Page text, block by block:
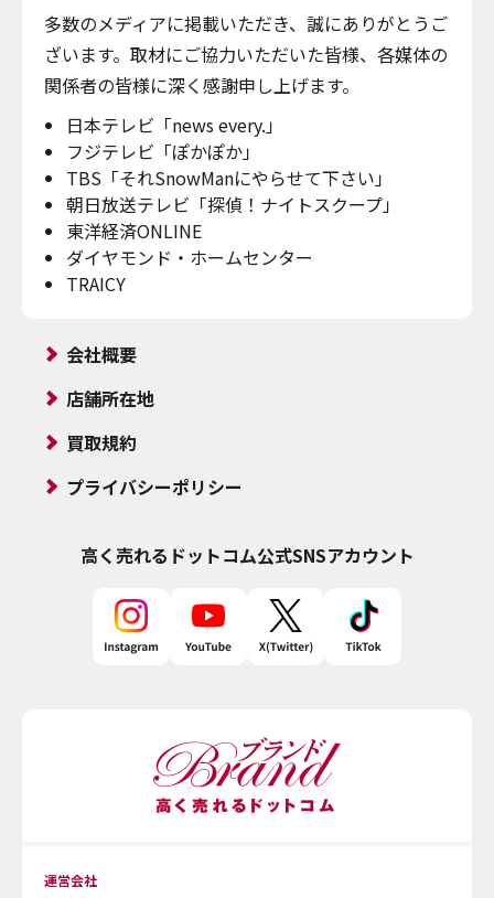
多数のメディアに掲載いただき、誠にありがとうご
ざいます。取材にご協力いただいた皆様、各媒体の
関係者の皆様に深く感謝申し上げます。
日本テレビ「news every.」
フジテレビ「ぽかぽか」
TBS「それSnowManにやらせて下さい」
朝日放送テレビ「探偵！ナイトスクープ」
東洋経済ONLINE
ダイヤモンド・ホームセンター
TRAICY
会社概要
店舗所在地
買取規約
プライバシーポリシー
高く売れるドットコム公式SNSアカウント
運営会社